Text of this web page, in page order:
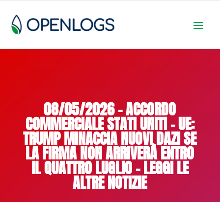
08/05/2026 – ACCORDO
COMMERCIALE STATI UNITI – UE:
TRUMP MINACCIA NUOVI DAZI SE
LA FIRMA NON ARRIVERÀ ENTRO
IL QUATTRO LUGLIO – LEGGI LE
ALTRE NOTIZIE